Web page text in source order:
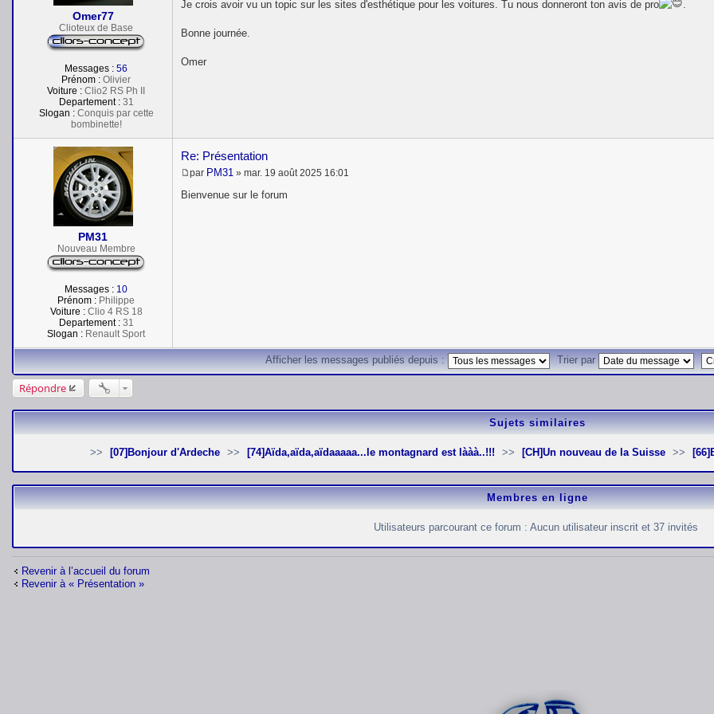
Omer77
Clioteux de Base
Messages : 56
Prénom : Olivier
Voiture : Clio2 RS Ph II
Departement :31
Slogan :Conquis par cette
bombinette!
a
Je crois avoir vu un topic sur les sites d'esthétique pour les voitures. Tu nous donneront ton avis de pro .
Bonne journée.
Omer
PM31
Nouveau Membre
Messages : 10
Prénom : Philippe
Voiture :Clio 4 RS 18
Departement :31
Slogan : Renault Sport
Re: Présentation
M
e
par PM31 » mar. 19 août 2025 16:01
Bienvenue sur le forum
Afficher les messages publiés depuis : Trier par
Répondre
Sujets similaires
[07]Bonjour d'Ardeche [74]Aïda,aïda,aïdaaaaa...le montagnard est lààà..!!! [CH]Un nouveau de la Suisse
Membres en ligne
Utilisateurs parcourant ce forum : Aucun utilisateur inscrit et 37 invités
Revenir à l’accueil du forum
Revenir à « Présentation »